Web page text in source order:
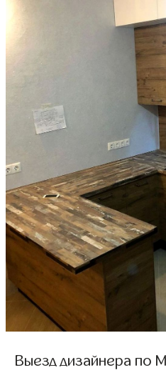
Выезд дизайнера по